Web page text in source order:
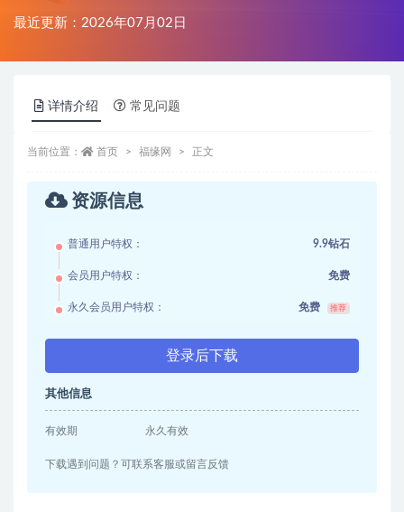
最近更新：2026年07月02日
详情介绍 常见问题
当前位置： 首页 福缘网 正文
资源信息
普通用户特权： 9.9钻石
会员用户特权： 免费
永久会员用户特权： 免费 推荐
登录后下载
其他信息
有效期 永久有效
下载遇到问题？可联系客服或留言反馈